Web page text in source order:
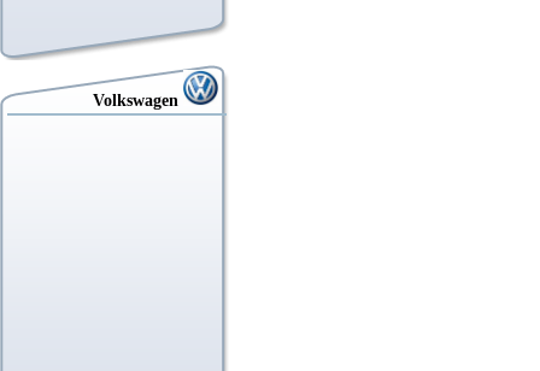
Volkswagen